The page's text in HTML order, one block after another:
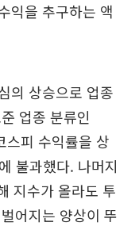
익을 추구하는 액
의 상승으로 업종
업종 분류인
스피 수익률을 상
불과했다. 나머지
지수가 올라도 투
어지는 양상이 뚜